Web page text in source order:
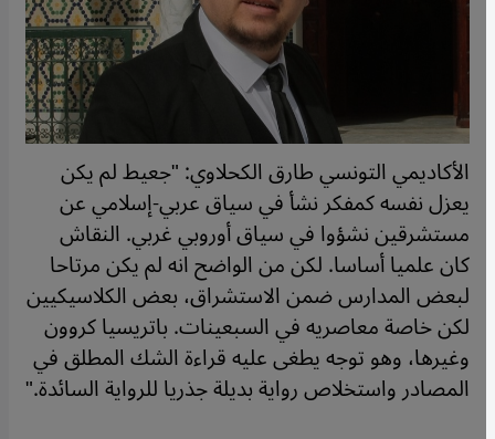
الأكاديمي التونسي طارق الكحلاوي: "جعيط لم يكن
يعزل نفسه كمفكر نشأ في سياق عربي-إسلامي عن
مستشرقين نشؤوا في سياق أوروبي غربي. النقاش
كان علميا أساسا. لكن من الواضح انه لم يكن مرتاحا
لبعض المدارس ضمن الاستشراق، بعض الكلاسيكيين
لكن خاصة معاصريه في السبعينات. باتريسيا كروون
وغيرها، وهو توجه يطغى عليه قراءة الشك المطلق في
المصادر واستخلاص رواية بديلة جذريا للرواية السائدة."